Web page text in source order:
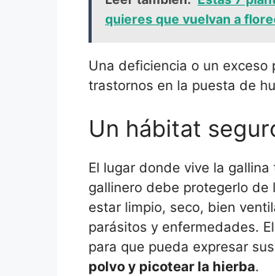
quieres que vuelvan a
Una deficiencia o un
trastornos en la puesta de
Un hábitat
El lugar donde vive la
gallinero debe protegerlo
estar limpio, seco, bien
parásitos y enfermedades.
para que pueda expresar
polvo y picotear la hierba.